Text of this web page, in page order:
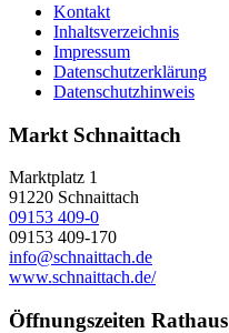
Kontakt
Inhaltsverzeichnis
Impressum
Datenschutzerklärung
Datenschutzhinweis
Markt Schnaittach
Marktplatz 1
91220 Schnaittach
09153 409-0
09153 409-170
info@schnaittach.de
www.schnaittach.de/
Öffnungszeiten Rathaus